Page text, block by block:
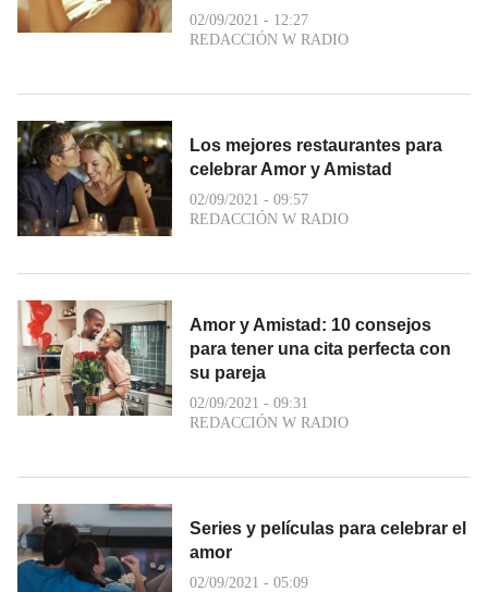
02/09/2021 - 12:27
REDACCIÓN W RADIO
Los mejores restaurantes para
celebrar Amor y Amistad
02/09/2021 - 09:57
REDACCIÓN W RADIO
Amor y Amistad: 10 consejos
para tener una cita perfecta con
su pareja
02/09/2021 - 09:31
REDACCIÓN W RADIO
Series y películas para celebrar el
amor
02/09/2021 - 05:09